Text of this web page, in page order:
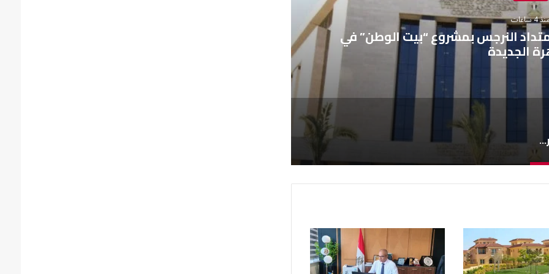
4 ساعات
النرجس بمشروع “بيت الوطن” في
الجديدة
توصيل التيار الكهربائي الدائم بامتداد النرجس بمشروع “بيت الوطن” في القاهرة الجديدة